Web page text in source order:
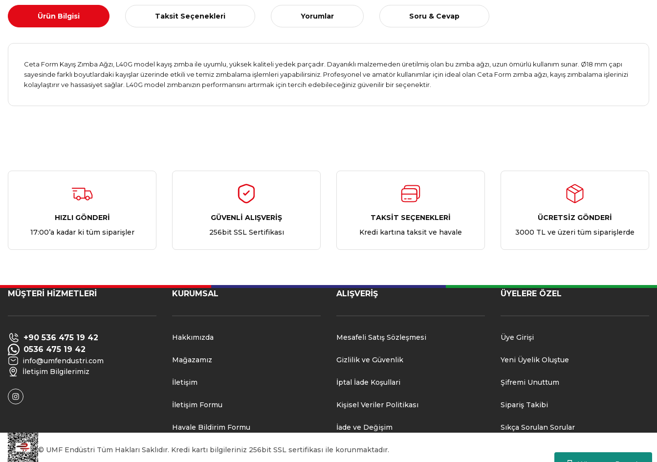
Ürün Bilgisi Taksit Seçenekleri Yorumlar Soru & Cevap
Ceta Form Kayış Zımba Ağzı, L40G model kayış zımba ile uyumlu, yüksek kaliteli yedek parçadır. Dayanıklı malzemeden üretilmiş olan bu zımba ağzı, uzun ömürlü kullanım sunar. Ø18 mm çapı
sayesinde farklı boyutlardaki kayışlar üzerinde etkili ve temiz zımbalama işlemleri yapabilirsiniz. Profesyonel ve amatör kullanımlar için ideal olan Ceta Form zımba ağzı, kayış zımbalama işlerinizi
kolaylaştırır ve hassasiyet sağlar. L40G model zımbanızın performansını artırmak için tercih edebileceğiniz güvenilir bir seçenektir.
Yorum Yaz
Soru Sor
HIZLI GÖNDERİ
17:00’a kadar ki tüm siparişler
GÜVENLİ ALIŞVERİŞ
256bit SSL Sertifikası
TAKSİT SEÇENEKLERİ
Kredi kartına taksit ve havale
ÜCRETSİZ GÖNDERİ
3000 TL ve üzeri tüm siparişlerde
MÜŞTERİ HİZMETLERİ
+90 536 475 19 42
0536 475 19 42
info@umfendustri.com
İletişim Bilgilerimiz
KURUMSAL
Hakkımızda
Mağazamız
İletişim
İletişim Formu
Havale Bildirim Formu
ALIŞVERİŞ
Mesafeli Satış Sözleşmesi
Gizlilik ve Güvenlik
İptal İade Koşullari
Kişisel Veriler Politikası
İade ve Değişim
ÜYELERE ÖZEL
Üye Girişi
Yeni Üyelik Oluştue
Şifremi Unuttum
Sipariş Takibi
Sıkça Sorulan Sorular
© UMF Endüstri Tüm Hakları Saklıdır. Kredi kartı bilgileriniz 256bit SSL sertifikası ile korunmaktadır.